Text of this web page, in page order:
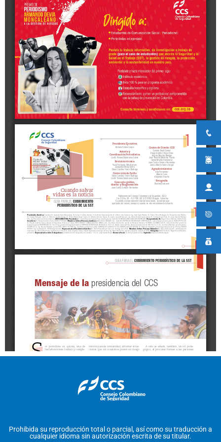
Prohibida su reproducción total o parcial, así como su traducción a
cualquier idioma sin autorización escrita de su titular.